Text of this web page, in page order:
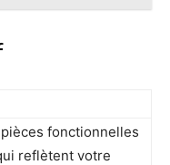
fonctionnelles
reflètent votre